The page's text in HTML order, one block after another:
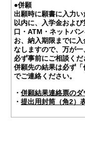
●併願
出願時に願書に入力
以内に、入学金およ
口・ATM・ネットバ
お、納入期限までに
なしますので、万が一
必ず事前にご相談くだ
併願先の結果は必ず
でご連絡ください。
・併願結果連絡票の
・提出用封筒（角2）